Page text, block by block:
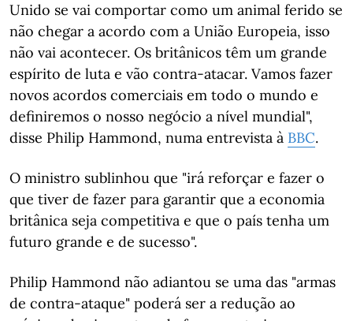
Unido se vai comportar como um animal ferido se
não chegar a acordo com a União Europeia, isso
não vai acontecer. Os britânicos têm um grande
espírito de luta e vão contra-atacar. Vamos fazer
novos acordos comerciais em todo o mundo e
definiremos o nosso negócio a nível mundial",
disse Philip Hammond, numa entrevista à BBC.
O ministro sublinhou que "irá reforçar e fazer o
que tiver de fazer para garantir que a economia
britânica seja competitiva e que o país tenha um
futuro grande e de sucesso".
Philip Hammond não adiantou se uma das "armas
de contra-ataque" poderá ser a redução ao